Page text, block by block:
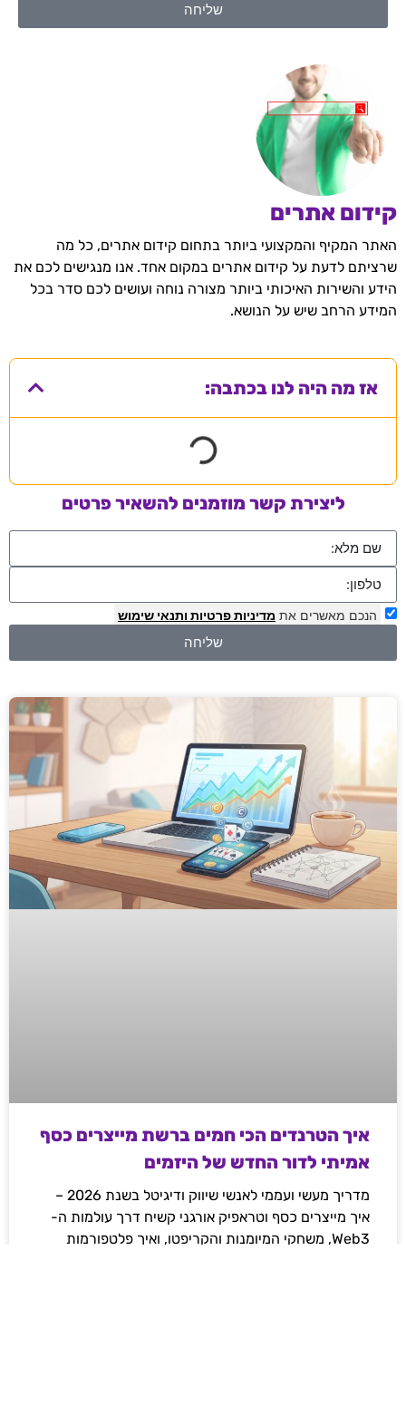
שליחה
קידום אתרים
האתר המקיף והמקצועי ביותר בתחום קידום אתרים, כל מה
שרציתם לדעת על קידום אתרים במקום אחד. אנו מנגישים לכם את
הידע והשירות האיכותי ביותר מצורה נוחה ועושים לכם סדר בכל
המידע הרחב שיש על הנושא.
אז מה היה לנו בכתבה:
ליצירת קשר מוזמנים להשאיר פרטים
הנכם מאשרים את מדיניות פרטיות ותנאי שימוש
שליחה
איך הטרנדים הכי חמים ברשת מייצרים כסף
אמיתי לדור החדש של היזמים
מדריך מעשי ועממי לאנשי שיווק ודיגיטל בשנת 2026 –
איך מייצרים כסף וטראפיק אורגני קשיח דרך עולמות ה-
Web3, משחקי המיומנות והקריפטו, ואיך פלטפורמות